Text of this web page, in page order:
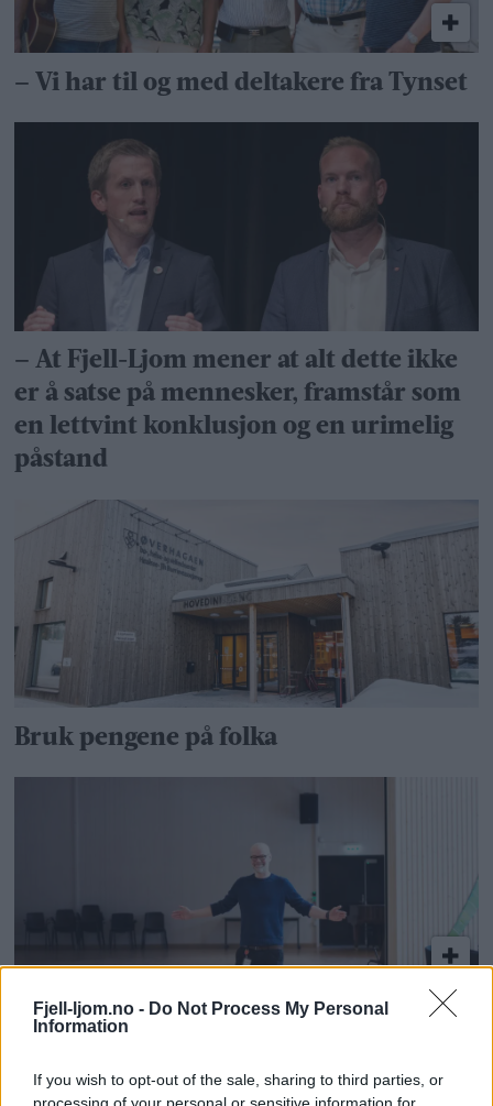
Fjell-ljom.no - Do Not Process My Personal
Information
If you wish to opt-out of the sale, sharing to third parties, or
processing of your personal or sensitive information for
– Vi har til og med deltakere fra Tynset
– At Fjell-Ljom mener at alt dette ikke
er å satse på mennesker, framstår som
en lettvint konklusjon og en urimelig
påstand
Bruk pengene på folka
– Alle er velkomne på konsert!